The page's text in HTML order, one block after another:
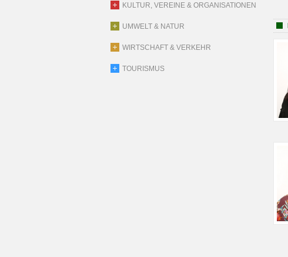
KULTUR, VEREINE & ORGANISATIONEN
UMWELT & NATUR
WIRTSCHAFT & VERKEHR
TOURISMUS